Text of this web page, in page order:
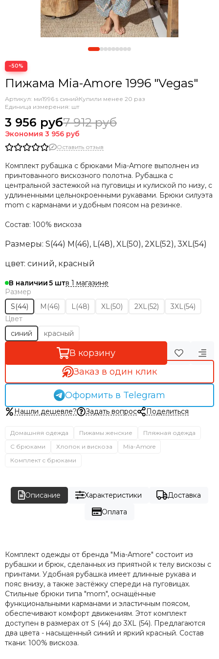
−50%
Пижама Mia-Amore 1996 "Vegas"
Артикул: ми1996 s синийКупили менее 20 раз
Единица измерения: шт
3 956 руб7 912 руб
Экономия 3 956 руб
Оставить отзыв
Комплект рубашка с брюками Mia-Amore выполнен из
принтованного вискозного полотна. Рубашка с
центральной застежкой на пуговицы и кулиской по низу, с
удлиненными цельнокроенными рукавами. Брюки силуэта
mom с карманами и удобным поясом на резинке.
Состав: 100% вискоза
Размеры: S(44) M(46), L(48), XL(50), 2XL(52), 3XL(54)
цвет: синий, красный
В наличии5
в 1 магазине
Размер
S(44)
M(46) L(48) XL(50) 2XL(52)
3XL(54)
Цвет
синий
красный
В корзину
Заказ в один клик
Оформить в Telegram
Нашли дешевле? Задать вопрос Поделиться
Домашняя одежда Пижамы женские
Пляжная одежда
С брюками
Хлопок и вискоза
Mia-Amore
Комплект с брюками
Описание Характеристики
Доставка
Оплата
Комплект одежды от бренда "Mia-Amore" состоит из
рубашки и брюк, сделанных из приятной к телу вискозы с
принтами. Удобная рубашка имеет длинные рукава и
пояс внизу, а также застёжку спереди на пуговицах.
Стильные брюки типа "mom", оснащённые
функциональными карманами и эластичным поясом,
обеспечивают комфорт движениям. Этот комплект
доступен в размерах от S (44) до 3XL (54). Предлагаются
два цвета - насыщенный синий и яркий красный. Состав
ткани: 100% вискоза.